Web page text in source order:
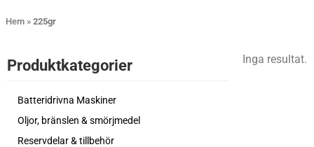
Hem » 225gr
Produktkategorier​
Batteridrivna Maskiner
Oljor, bränslen & smörjmedel
Reservdelar & tillbehör
Inga resultat.